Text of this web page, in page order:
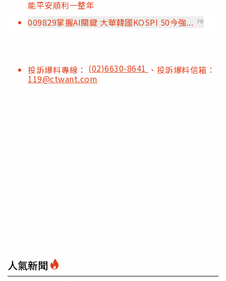
能平安順利一整年
009829掌握AI關鍵 大華韓國KOSPI 50今強...
PR
投訴爆料專線： (02)6630-8641 、投訴爆料信箱：
119@ctwant.com
人氣新聞